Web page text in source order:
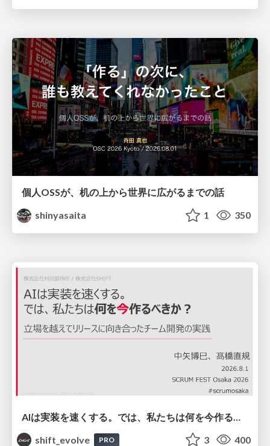
個人OSSが、机の上から世界に広がるまでの話
shinyasaita
1 350
shift_evolve
PRO 3 400